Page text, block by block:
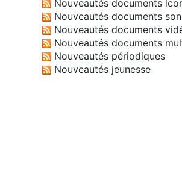
Nouveautés documents
Nouveautés documents
Nouveautés documents
Nouveautés documents
Nouveautés périodiques
Nouveautés jeunesse